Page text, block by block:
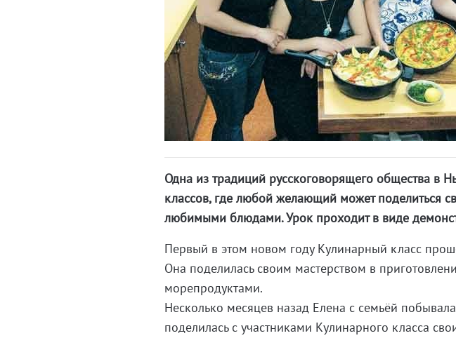
Одна из традиций русскоговорящего общества в
классов, где любой желающий может поделиться
любимыми блюдами. Урок проходит в виде
Первый в этом новом году Кулинарный класс
Она поделилась своим мастерством в
морепродуктами.
Несколько месяцев назад Елена с семьёй
поделилась с участниками Кулинарного класса